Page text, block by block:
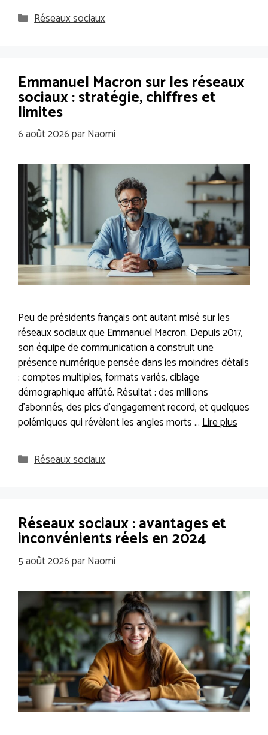
Catégories
Réseaux sociaux
Emmanuel Macron sur les réseaux
sociaux : stratégie, chiffres et
limites
6 août 2026parNaomi
Peu de présidents français ont autant misé sur les
réseaux sociaux que Emmanuel Macron. Depuis 2017,
son équipe de communication a construit une
présence numérique pensée dans les moindres détails
: comptes multiples, formats variés, ciblage
démographique affûté. Résultat : des millions
d’abonnés, des pics d’engagement record, et quelques
polémiques qui révèlent les angles morts …Lire plus
Catégories
Réseaux sociaux
Réseaux sociaux : avantages et
inconvénients réels en 2024
5 août 2026parNaomi